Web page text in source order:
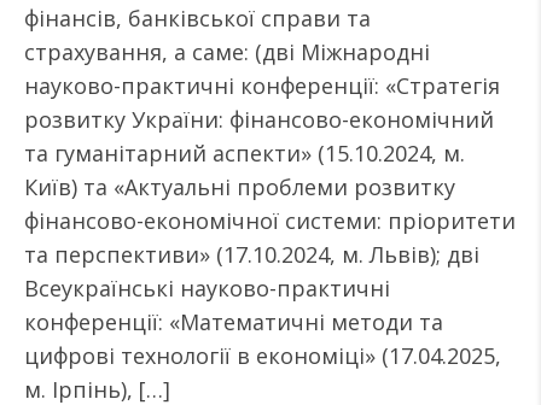
фінансів, банківської справи та
страхування, а саме: (дві Міжнародні
науково-практичні конференції: «Стратегія
розвитку України: фінансово-економічний
та гуманітарний аспекти» (15.10.2024, м.
Київ) та «Актуальні проблеми розвитку
фінансово-економічної системи: пріоритети
та перспективи» (17.10.2024, м. Львів); дві
Всеукраїнські науково-практичні
конференції: «Математичні методи та
цифрові технології в економіці» (17.04.2025,
м. Ірпінь), […]